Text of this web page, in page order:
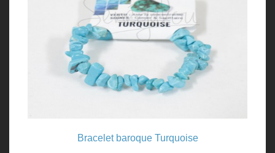
Bracelet baroque Turquoise